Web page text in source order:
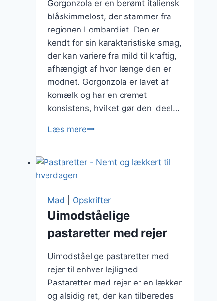
Gorgonzola er en berømt italiensk
blåskimmelost, der stammer fra
regionen Lombardiet. Den er
kendt for sin karakteristiske smag,
der kan variere fra mild til kraftig,
afhængigt af hvor længe den er
modnet. Gorgonzola er lavet af
komælk og har en cremet
konsistens, hvilket gør den ideel…
Læs merePastaretter
med
Mad
Opskrifter
Uimodståelige
pastaretter med rejer
Uimodståelige pastaretter med
rejer til enhver lejlighed
Pastaretter med rejer er en lækker
og alsidig ret, der kan tilberedes